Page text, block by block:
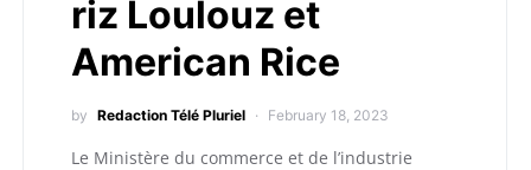
riz Loulouz et
American Rice
by Redaction Télé Pluriel February 18, 2023
Le Ministère du commerce et de l’industrie